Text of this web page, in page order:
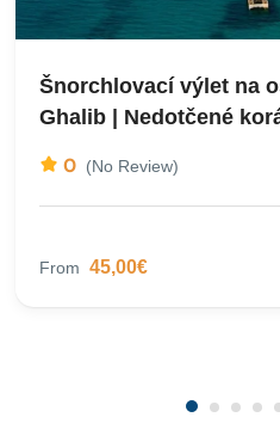
Šnorchlovací výlet na
Ghalib | Nedotčené
0 (No Review)
From 45,00€